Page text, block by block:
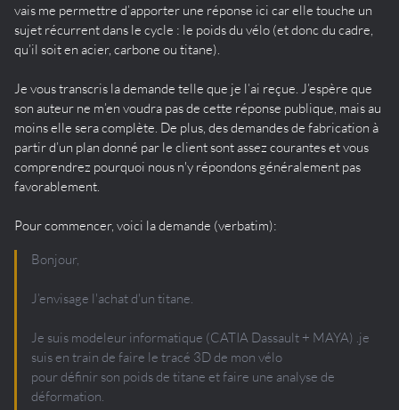
vais me permettre d’apporter une réponse ici car elle touche un
sujet récurrent dans le cycle : le poids du vélo (et donc du cadre,
qu’il soit en acier, carbone ou titane).
Je vous transcris la demande telle que je l’ai reçue. J’espère que
son auteur ne m’en voudra pas de cette réponse publique, mais au
moins elle sera complète. De plus, des demandes de fabrication à
partir d’un plan donné par le client sont assez courantes et vous
comprendrez pourquoi nous n'y répondons généralement pas
favorablement.
Pour commencer, voici la demande (verbatim):
Bonjour,
J’envisage l'achat d'un titane.
Je suis modeleur informatique (CATIA Dassault + MAYA) .je
suis en train de faire le tracé 3D de mon vélo
pour définir son poids de titane et faire une analyse de
déformation.